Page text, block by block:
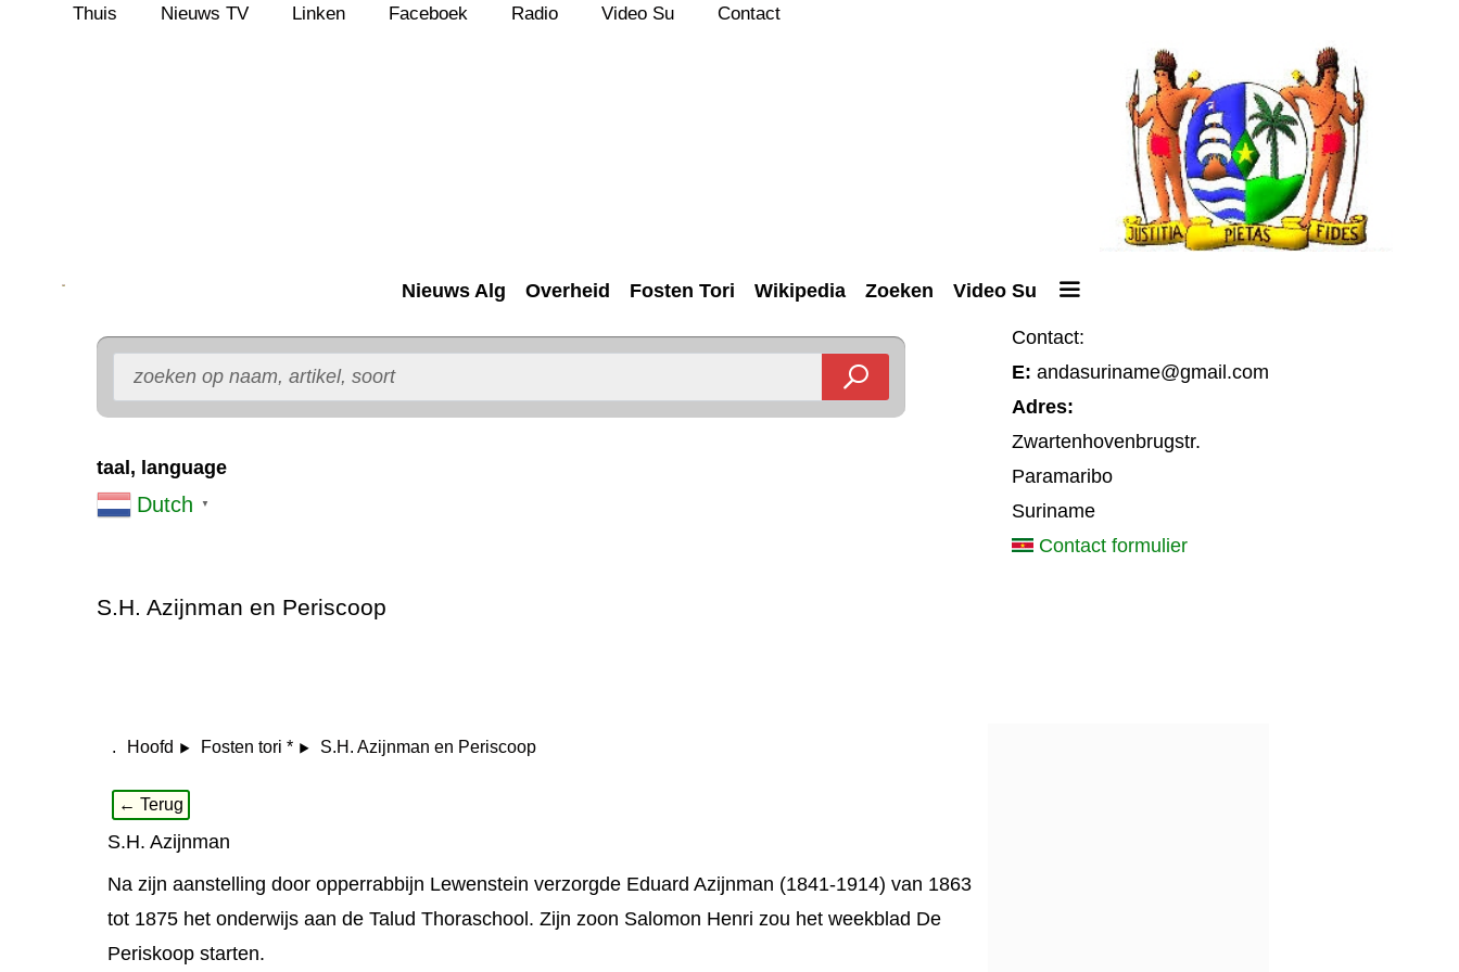
Thuis Nieuws TV Linken Faceboek Radio Video Su Contact
Nieuws Alg Overheid Fosten Tori Wikipedia Zoeken Video Su
taal, language
Dutch ▼
S.H. Azijnman en Periscoop
. Hoofd Fosten tori * S.H. Azijnman en Periscoop
← Terug
S.H. Azijnman
Na zijn aanstelling door opperrabbijn Lewenstein verzorgde Eduard Azijnman (1841-1914) van 1863
tot 1875 het onderwijs aan de Talud Thoraschool. Zijn zoon Salomon Henri zou het weekblad De
Periskoop starten.
Contact:
E: andasuriname@gmail.com
Adres:
Zwartenhovenbrugstr.
Paramaribo
Suriname
Contact formulier